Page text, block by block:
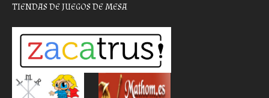
TIENDAS DE JUEGOS DE MESA